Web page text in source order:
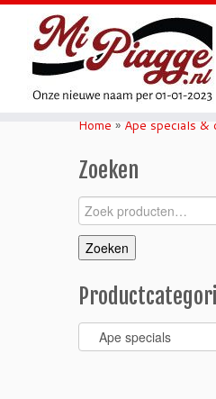
Home » Ape specials &
Zoeken
Zoeken
naar:
Zoeken